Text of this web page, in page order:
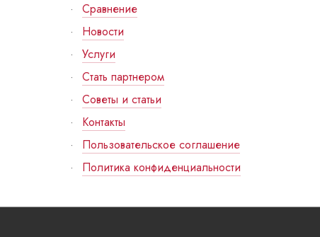
Сравнение
Новости
Услуги
Стать партнером
Советы и статьи
Контакты
Пользовательское соглашение
Политика конфиденциальности